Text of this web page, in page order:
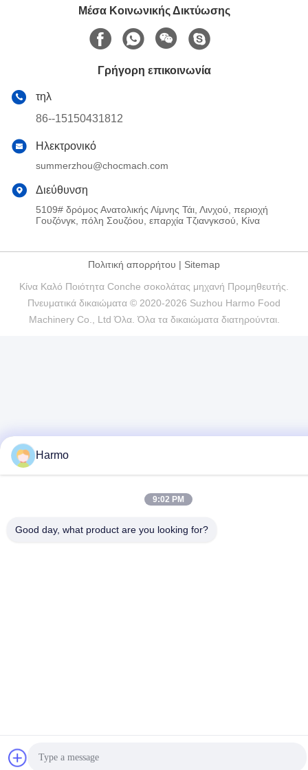
Μέσα Κοινωνικής Δικτύωσης
Γρήγορη επικοινωνία
τηλ
86--15150431812
Ηλεκτρονικό
summerzhou@chocmach.com
Διεύθυνση
5109# δρόμος Ανατολικής Λίμνης Τάι, Λινχού, περιοχή
Γουζόνγκ, πόλη Σουζόου, επαρχία Τζιανγκσού, Κίνα
Πολιτική απορρήτου | Sitemap
Κίνα Καλό Ποιότητα Conche σοκολάτας μηχανή Προμηθευτής.
Πνευματικά δικαιώματα © 2020-2026 Suzhou Harmo Food
Machinery Co., Ltd Όλα. Όλα τα δικαιώματα διατηρούνται.
Harmo
9:02 PM
Good day, what product are you looking for?